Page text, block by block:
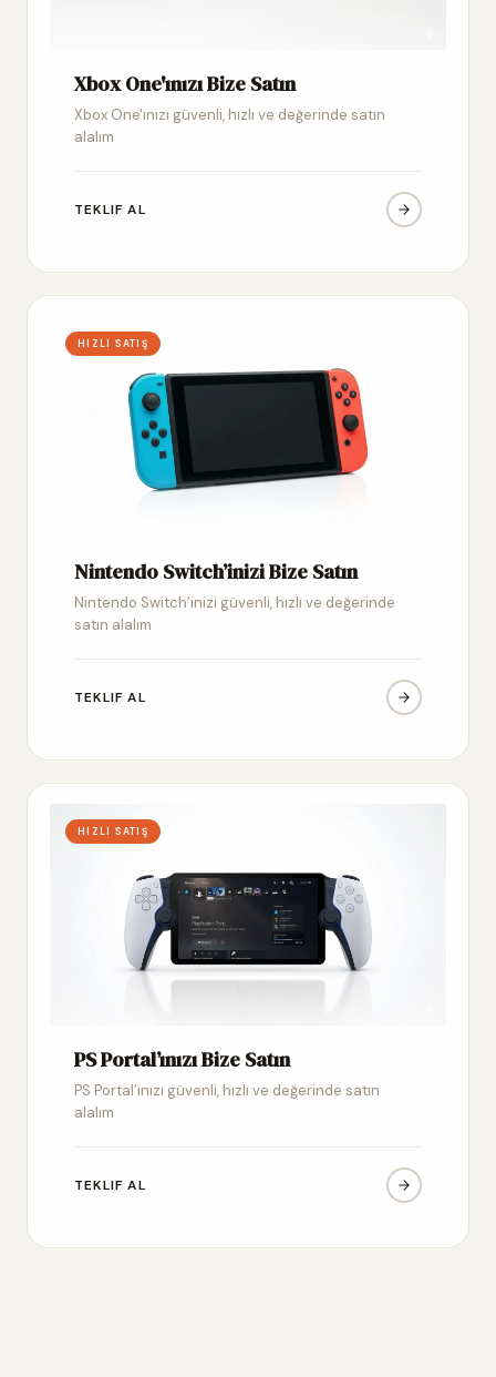
Xbox One'ınızı Bize Satın
Xbox One'ınızı güvenli, hızlı ve değerinde satın
alalım
TEKLIF AL
HIZLI SATIŞ
Nintendo Switch’inizi Bize Satın
Nintendo Switch’inizi güvenli, hızlı ve değerinde
satın alalım
TEKLIF AL
HIZLI SATIŞ
PS Portal’ınızı Bize Satın
PS Portal’ınızı güvenli, hızlı ve değerinde satın
alalım
TEKLIF AL